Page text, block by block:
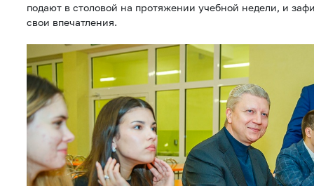
подают в столовой на протяжении учебной недели, и
свои впечатления.